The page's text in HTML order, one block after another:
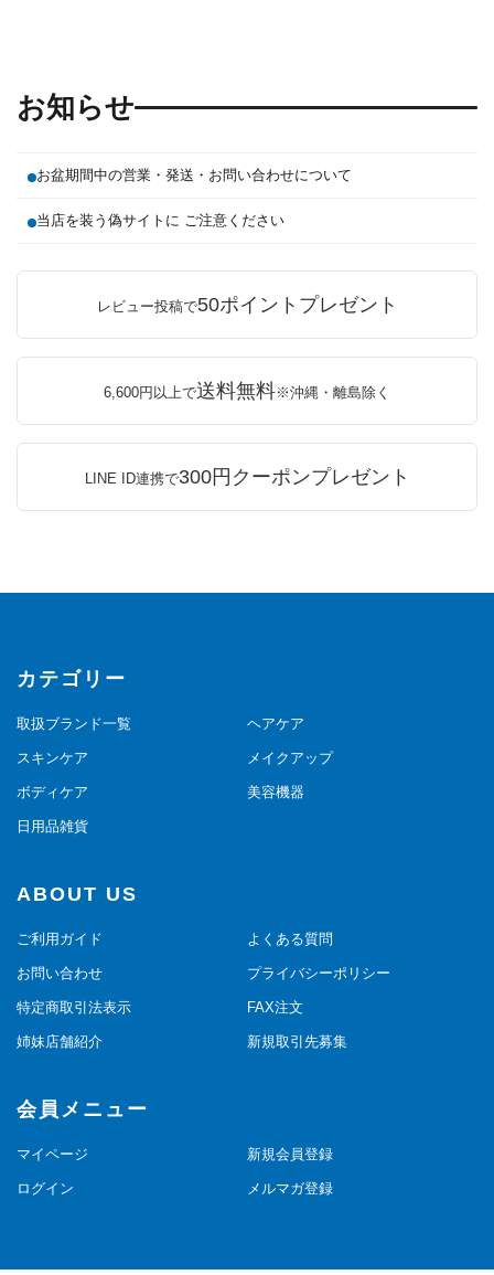
お知らせ
お盆期間中の営業・発送・お問い合わせについて
当店を装う偽サイトに ご注意ください
レビュー投稿で50ポイントプレゼント
6,600円以上で送料無料※沖縄・離島除く
LINE ID連携で300円クーポンプレゼント
カテゴリー
取扱ブランド一覧 ヘアケア
スキンケア メイクアップ
ボディケア 美容機器
日用品雑貨
ABOUT US
ご利用ガイド よくある質問
お問い合わせ プライバシーポリシー
特定商取引法表示 FAX注文
姉妹店舗紹介 新規取引先募集
会員メニュー
マイページ 新規会員登録
ログイン メルマガ登録